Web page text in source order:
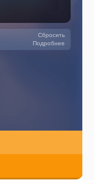
Сбросить
Подробнее